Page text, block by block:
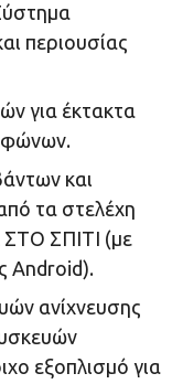
περιουσίας
για έκτακτα
και
τα στελέχη
ΣΠΙΤΙ (με
Android).
ανίχνευσης
εξοπλισμό για